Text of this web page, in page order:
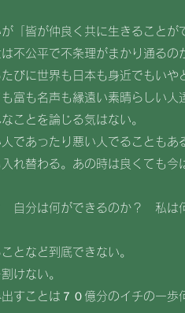
「皆が仲良く共に生きることが
不公平で不条理がまかり通るの
びに世界も日本も身近でもいや
富も名声も縁遠い素晴らしい人
ことを論じる気はない。
であったり悪い人でることもあ
れ替わる。あの時は良くても今
分は何ができるのか？ 私は
となど到底できない。
けない。
出すことは７０億分のイチの一歩